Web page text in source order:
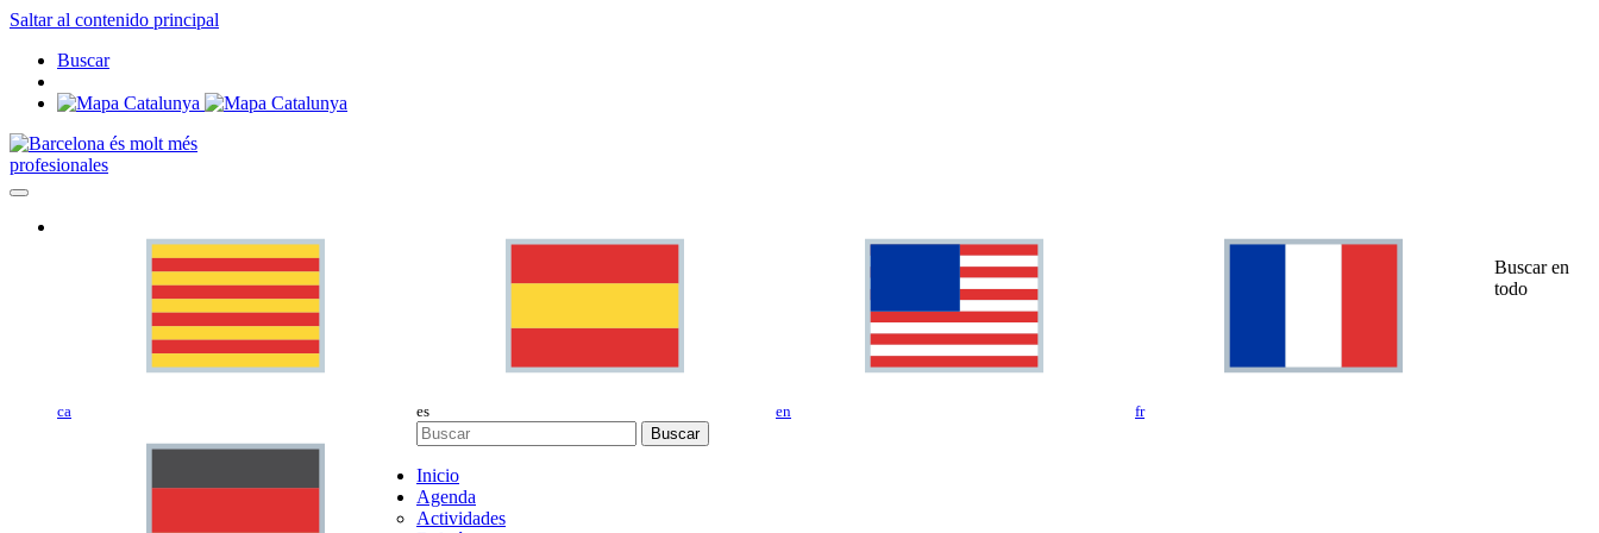
Saltar al contenido principal
Buscar
profesionales
ca es en fr
Buscar en
todo
Buscar
Inicio
Agenda
Actividades